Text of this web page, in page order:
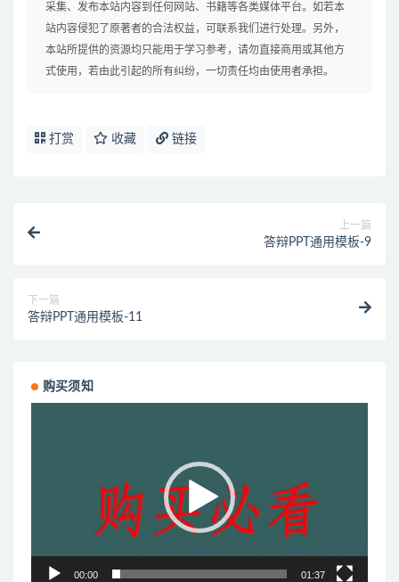
采集、发布本站内容到任何网站、书籍等各类媒体平台。如若本
站内容侵犯了原著者的合法权益，可联系我们进行处理。另外，
本站所提供的资源均只能用于学习参考，请勿直接商用或其他方
式使用，若由此引起的所有纠纷，一切责任均由使用者承担。
打赏 收藏 链接
上一篇
答辩PPT通用模板-9
下一篇
答辩PPT通用模板-11
购买须知
00:00 01:37